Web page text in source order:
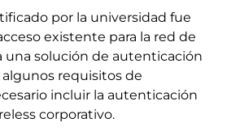
por la universidad fue
existente para la red de
una solución de autenticación
requisitos de
incluir la autenticación
corporativo.